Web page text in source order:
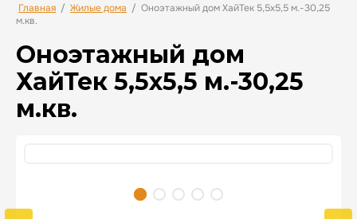
Главная / Жилые дома / Оноэтажный дом ХайТек 5,5х5,5 м.-30,25
м.кв.
Оноэтажный дом
ХайТек 5,5х5,5 м.-30,25
м.кв.